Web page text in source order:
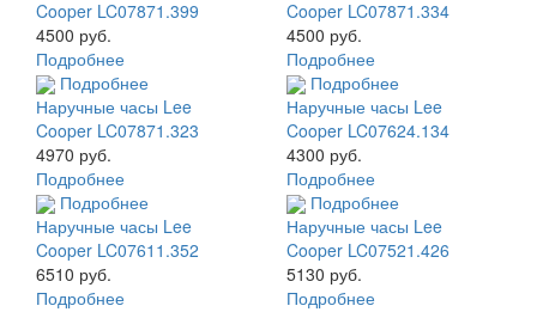
Cooper LC07871.399
4500 руб.
Подробнее
Cooper LC07871.334
4500 руб.
Подробнее
Подробнее
Наручные часы Lee
Cooper LC07871.323
4970 руб.
Подробнее
Подробнее
Наручные часы Lee
Cooper LC07624.134
4300 руб.
Подробнее
Подробнее
Наручные часы Lee
Cooper LC07611.352
6510 руб.
Подробнее
Подробнее
Наручные часы Lee
Cooper LC07521.426
5130 руб.
Подробнее